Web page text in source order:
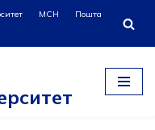
МСН
Пошта